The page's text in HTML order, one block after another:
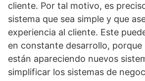
cliente. Por tal motivo, es
sistema que sea simple y que
experiencia al cliente. Este
en constante desarrollo,
están apareciendo nuevos
simplificar los sistemas de